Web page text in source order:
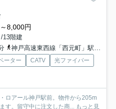
8,000円
13階建
神戸高速東西線「西元町」駅 徒歩11分
ーター CATV
光ファイバー
ロアール神戸駅前。物件から205m
す。留守中に注文した商... もっと見